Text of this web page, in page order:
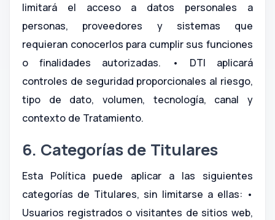
limitará el acceso a datos personales a
personas, proveedores y sistemas que
requieran conocerlos para cumplir sus funciones
o finalidades autorizadas. • DTI aplicará
controles de seguridad proporcionales al riesgo,
tipo de dato, volumen, tecnología, canal y
contexto de Tratamiento.
6. Categorías de Titulares
Esta Política puede aplicar a las siguientes
categorías de Titulares, sin limitarse a ellas: •
Usuarios registrados o visitantes de sitios web,